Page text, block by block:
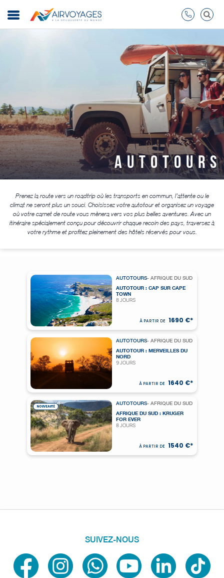
AUTOTOURS
Prenez la route vers un roadtrip où les transports en commun, l’attente ou le
climat ne seront plus un souci. Choisissez votre autotour et organisez un voyage
où votre carnet de route vous mènera vers vos plus belles aventures. Avec un
itinéraire spécialement conçu pour découvrir chaque recoin des pays, traversez à
votre rythme et profitez pleinement des hôtels réservés pour vous.
AUTOTOURS- AFRIQUE DU SUD
AUTOTOUR : CAP SUR CAPE
TOWN
8 JOURS
À PARTIR DE 1690 €*
AUTOTOURS- AFRIQUE DU SUD
AUTOTOUR : MERVEILLES DU
NORD
9 JOURS
À PARTIR DE 1640 €*
AUTOTOURS- AFRIQUE DU SUD
AFRIQUE DU SUD : KRUGER
FOR EVER
8 JOURS
À PARTIR DE 1540 €*
NOUVEAUTÉ
SUIVEZ-NOUS